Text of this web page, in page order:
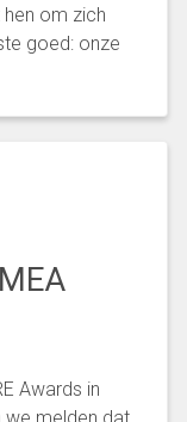
om zich
goed: onze
Awards in